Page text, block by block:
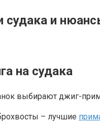
судака и
на судака
выбирают джиг-
– лучшие